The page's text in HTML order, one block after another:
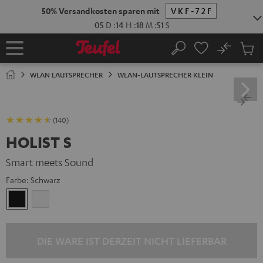
Startseite Suche
No
WLAN LAUTSPRECHER WLAN-LAUTSPRECHER KLEIN
(140)
HOLIST S
Smart meets Sound
Farbe: Schwarz